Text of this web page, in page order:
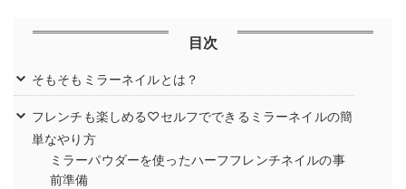
目次
そもそもミラーネイルとは？
フレンチも楽しめる♡セルフでできるミラーネイルの簡
単なやり方
ミラーパウダーを使ったハーフフレンチネイルの事
前準備